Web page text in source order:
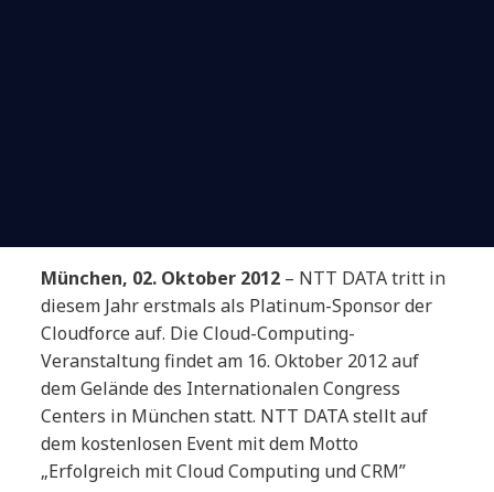
München, 02. Oktober 2012 – NTT DATA tritt in
diesem Jahr erstmals als Platinum-Sponsor der
Cloudforce auf. Die Cloud-Computing-
Veranstaltung findet am 16. Oktober 2012 auf
dem Gelände des Internationalen Congress
Centers in München statt. NTT DATA stellt auf
dem kostenlosen Event mit dem Motto
„Erfolgreich mit Cloud Computing und CRM”